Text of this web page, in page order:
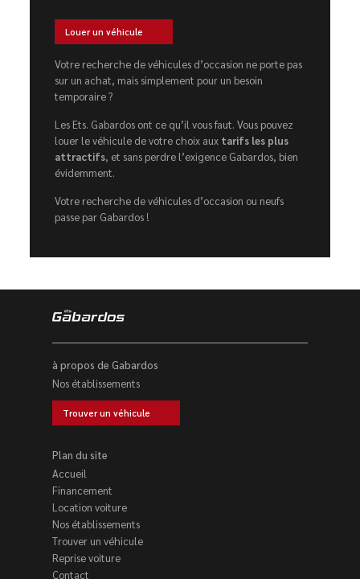
Louer un véhicule
Votre recherche de véhicules d’occasion ne porte pas
sur un achat, mais simplement pour un besoin
temporaire ?
Les Ets. Gabardos ont ce qu’il vous faut. Vous pouvez
louer le véhicule de votre choix aux tarifs les plus
attractifs, et sans perdre l’exigence Gabardos, bien
évidemment.
Votre recherche de véhicules d’occasion ou neufs
passe par Gabardos !
à propos de Gabardos
Nos établissements
Trouver un véhicule
Plan du site
Accueil
Financement
Location voiture
Nos établissements
Trouver un véhicule
Reprise voiture
Contact